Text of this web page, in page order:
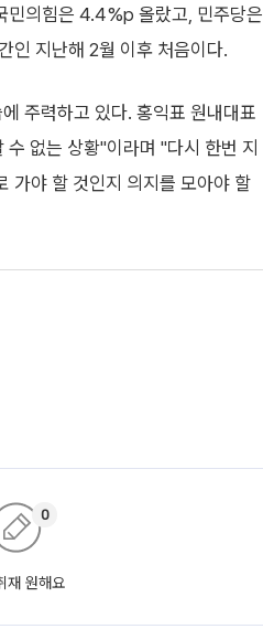
민의힘은 4.4%p 올랐고, 민주당은
인 지난해 2월 이후 처음이다.
주력하고 있다. 홍익표 원내대표
없는 상황"이라며 "다시 한번 지
가야 할 것인지 의지를 모아야 할
재 원해요
0